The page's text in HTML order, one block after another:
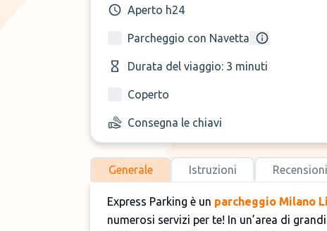
Aperto h24
Parcheggio con Navetta
Durata del viaggio: 3 minuti
Coperto
Consegna le chiavi
Generale Istruzioni Recensioni
Express Parking è un parcheggio Milano
numerosi servizi per te! In un’area di